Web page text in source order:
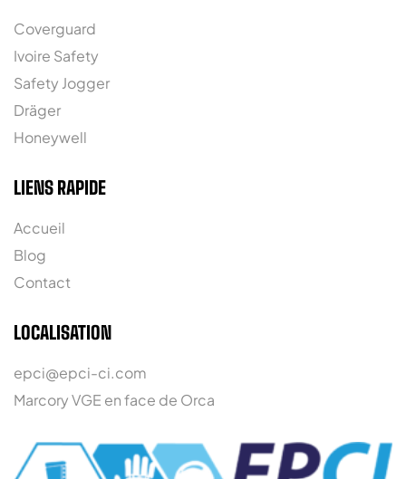
Coverguard
Ivoire Safety
Safety Jogger
Dräger
Honeywell
LIENS RAPIDE
Accueil
Blog
Contact
LOCALISATION
epci@epci-ci.com
Marcory VGE en face de Orca